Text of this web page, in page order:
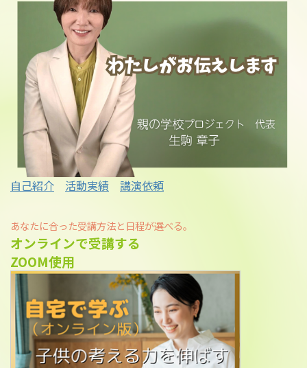
自己紹介 活動実績 講演依頼
あなたに合った受講方法と日程が選べる。
オンラインで受講する
ZOOM使用